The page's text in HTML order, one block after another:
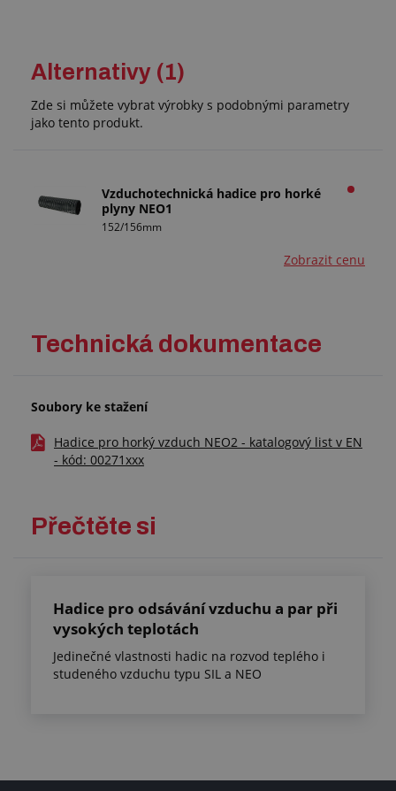
Alternativy (1)
Zde si můžete vybrat výrobky s podobnými parametry
jako tento produkt.
Vzduchotechnická hadice pro horké
plyny NEO1
152/156mm
Zobrazit cenu
Technická dokumentace
Soubory ke stažení
Hadice pro horký vzduch NEO2 - katalogový list v EN
- kód: 00271xxx
Přečtěte si
Hadice pro odsávání vzduchu a par při
vysokých teplotách
Jedinečné vlastnosti hadic na rozvod teplého i
studeného vzduchu typu SIL a NEO